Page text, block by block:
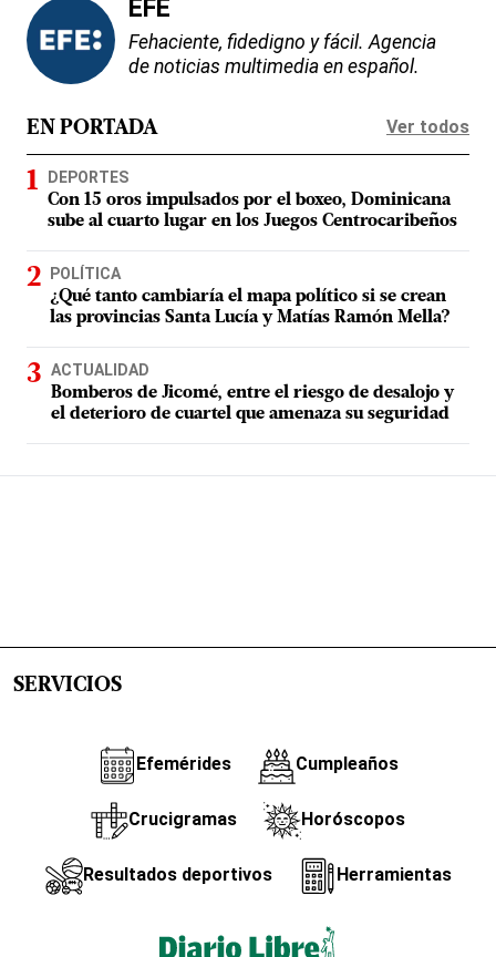
EFE
Fehaciente, fidedigno y fácil. Agencia
de noticias multimedia en español.
EN PORTADA Ver todos
DEPORTES
Con 15 oros impulsados por el boxeo, Dominicana
sube al cuarto lugar en los Juegos Centrocaribeños
POLÍTICA
¿Qué tanto cambiaría el mapa político si se crean
las provincias Santa Lucía y Matías Ramón Mella?
ACTUALIDAD
Bomberos de Jicomé, entre el riesgo de desalojo y
el deterioro de cuartel que amenaza su seguridad
SERVICIOS
Efemérides Cumpleaños
Crucigramas Horóscopos
Resultados deportivos Herramientas